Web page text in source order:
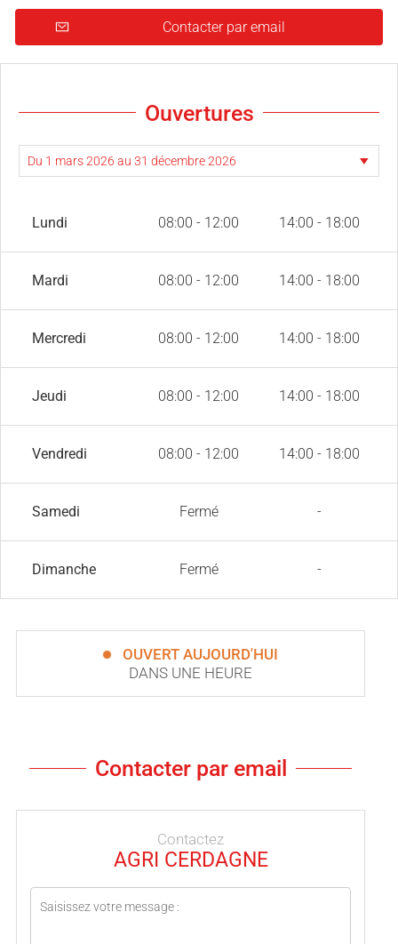
Contacter par email
Ouvertures
Lundi 08:00 - 12:00 14:00 - 18:00
Mardi 08:00 - 12:00 14:00 - 18:00
Mercredi 08:00 - 12:00 14:00 - 18:00
Jeudi 08:00 - 12:00 14:00 - 18:00
Vendredi 08:00 - 12:00 14:00 - 18:00
Samedi Fermé -
Dimanche Fermé -
OUVERT AUJOURD'HUI
DANS UNE HEURE
Contacter par email
Contactez
AGRI CERDAGNE